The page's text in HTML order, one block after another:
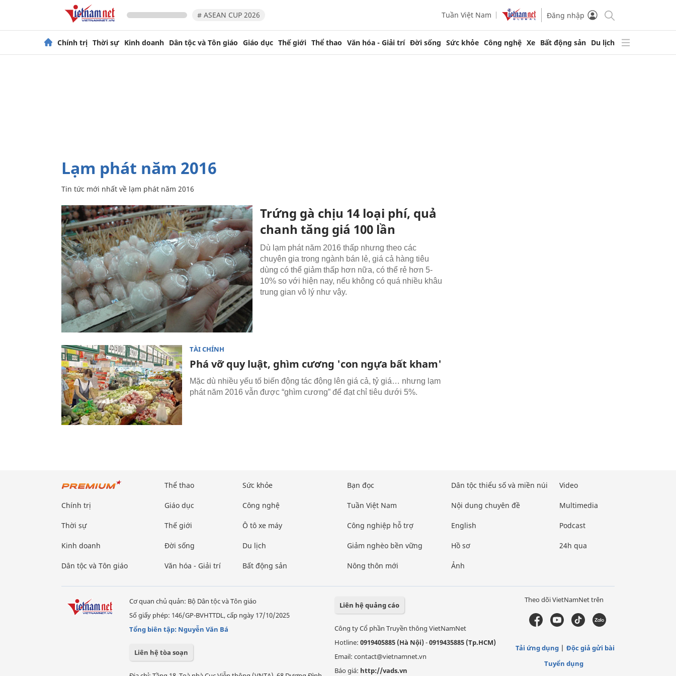
# ASEAN CUP 2026 Tuần Việt Nam Đăng nhập
Chính trị Thời sự Kinh doanh Dân tộc và Tôn giáo Giáo dục Thế giới Thể thao Văn hóa - Giải trí Đời sống Sức khỏe Công nghệ Xe Bất động sản Du lịch
lạm phát năm 2016
Tin tức mới nhất về lạm phát năm 2016
Trứng gà chịu 14 loại phí, quả
chanh tăng giá 100 lần
Dù lạm phát năm 2016 thấp nhưng theo các
chuyên gia trong ngành bán lẻ, giá cả hàng tiêu
dùng có thể giảm thấp hơn nữa, có thể rẻ hơn 5-
10% so với hiện nay, nếu không có quá nhiều khâu
trung gian vô lý như vậy.
TÀI CHÍNH
Phá vỡ quy luật, ghìm cương 'con ngựa bất kham'
Mặc dù nhiều yếu tố biến động tác động lên giá cả, tỷ giá… nhưng lạm
phát năm 2016 vẫn được “ghìm cương” để đạt chỉ tiêu dưới 5%.
Chính trị
Thời sự
Kinh doanh
Dân tộc và Tôn giáo
Thể thao
Giáo dục
Thế giới
Đời sống
Văn hóa - Giải trí
Sức khỏe
Công nghệ
Ô tô xe máy
Du lịch
Bất động sản
Bạn đọc
Tuần Việt Nam
Công nghiệp hỗ trợ
Giảm nghèo bền vững
Nông thôn mới
Dân tộc thiểu số và miền núi
Nội dung chuyên đề
English
Hồ sơ
Ảnh
Video
Multimedia
Podcast
24h qua
Cơ quan chủ quản: Bộ Dân tộc và Tôn giáo
Số giấy phép: 146/GP-BVHTTDL, cấp ngày 17/10/2025
Tổng biên tập: Nguyễn Văn Bá
Liên hệ tòa soạn
Liên hệ quảng cáo
Công ty Cổ phần Truyền thông VietNamNet
Hotline: 0919405885 (Hà Nội)-0919435885 (Tp.HCM)
Email: contact@vietnamnet.vn
Báo giá: http://vads.vn
Theo dõi VietNamNet trên
Tải ứng dụng
Độc giả gửi bài
Tuyển dụng